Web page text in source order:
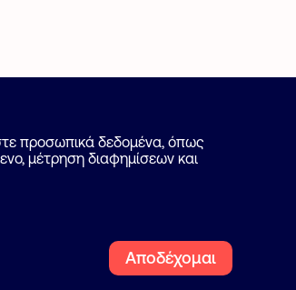
επαγγελματία
Ακολουθήστε μας
Facebook
προσωπικά δεδομένα, όπως
μέτρηση διαφημίσεων και
Αποδέχομαι